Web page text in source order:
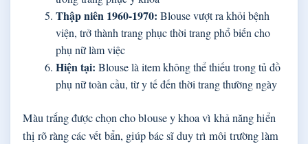
Thập niên 1960-1970: Blouse vượt ra khỏi bệnh
viện, trở thành trang phục thời trang phổ biến cho
phụ nữ làm việc
Hiện tại: Blouse là item không thể thiếu trong tủ đồ
phụ nữ toàn cầu, từ y tế đến thời trang thường ngày
Màu trắng được chọn cho blouse y khoa vì khả năng hiển
thị rõ ràng các vết bẩn, giúp bác sĩ duy trì môi trường làm